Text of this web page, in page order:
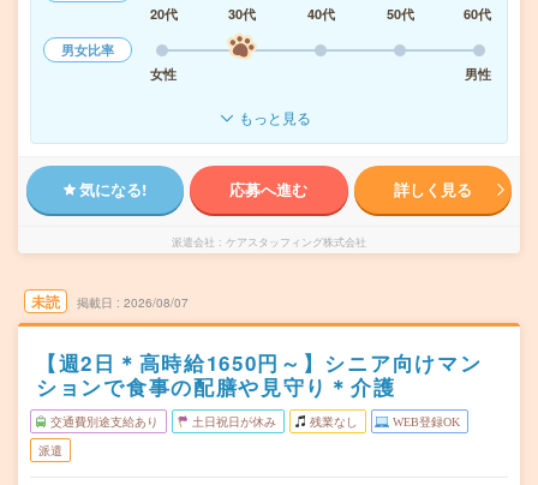
20代 30代 40代 50代
60代
男女比率
女性
男性
もっと見る
気になる! 応募へ進む 詳しく見る
派遣会社 ケアスタッフィング株式会社
未読 掲載日 2026/08/07
【週2日＊高時給1650円～】シニア向けマン
ションで食事の配膳や見守り＊介護
交通費別途支給あり 土日祝日が休み 残業なし WEB登録OK
派遣